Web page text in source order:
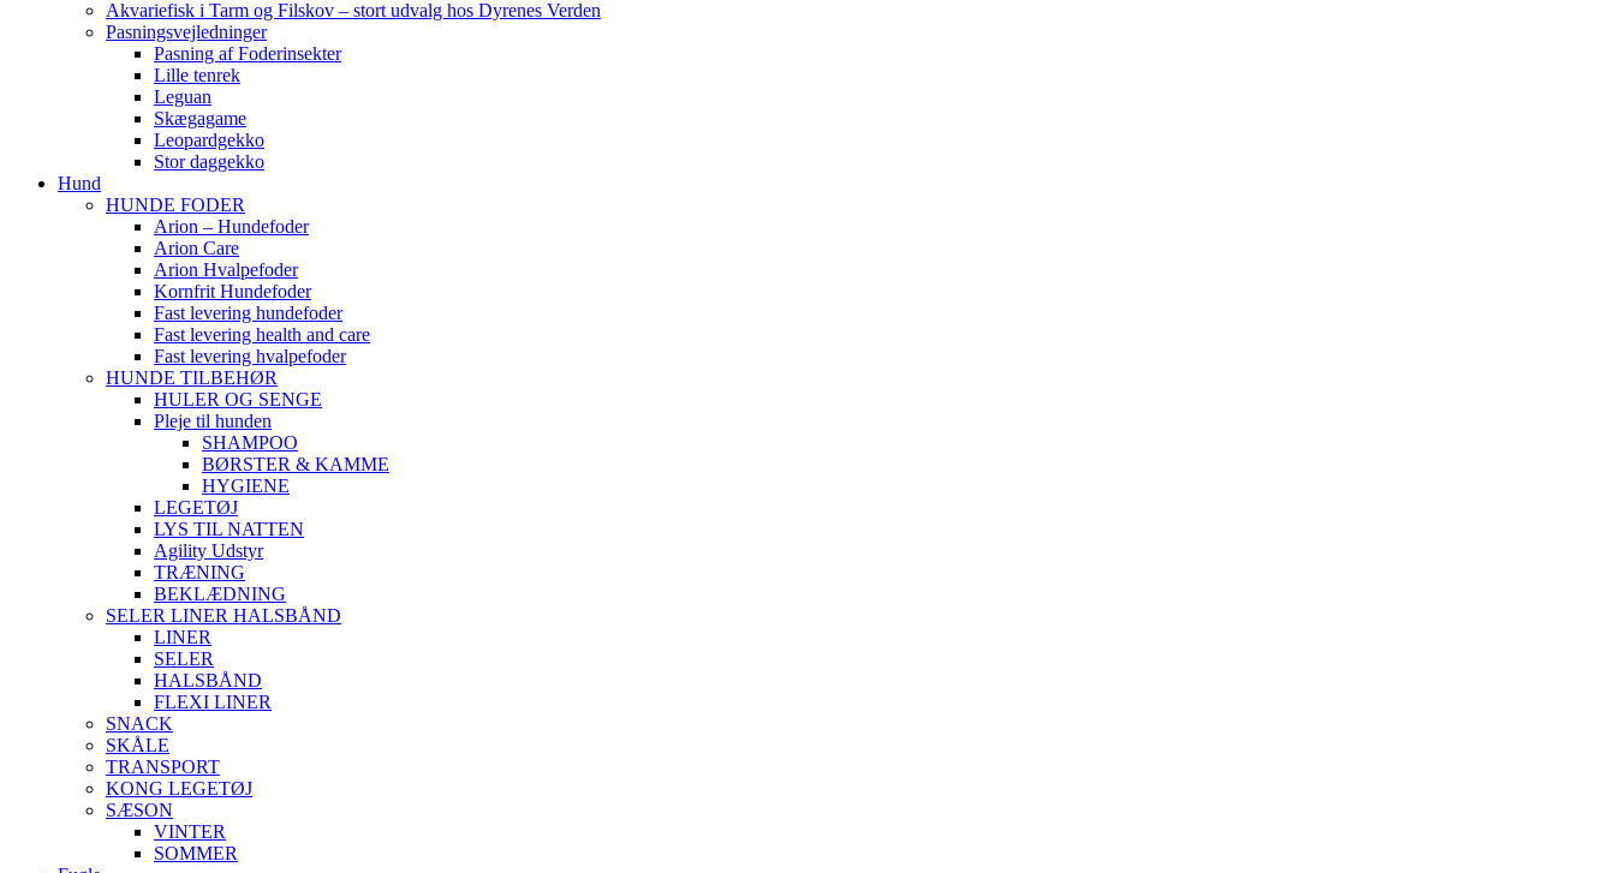
Akvariefisk i Tarm og Filskov – stort udvalg hos Dyrenes Verden
Pasningsvejledninger
Pasning af Foderinsekter
Lille tenrek
Leguan
Skægagame
Leopardgekko
Stor daggekko
Hund
HUNDE FODER
Arion – Hundefoder
Arion Care
Arion Hvalpefoder
Kornfrit Hundefoder
Fast levering hundefoder
Fast levering health and care
Fast levering hvalpefoder
HUNDE TILBEHØR
HULER OG SENGE
Pleje til hunden
SHAMPOO
BØRSTER & KAMME
HYGIENE
LEGETØJ
LYS TIL NATTEN
Agility Udstyr
TRÆNING
BEKLÆDNING
SELER LINER HALSBÅND
LINER
SELER
HALSBÅND
FLEXI LINER
SNACK
SKÅLE
TRANSPORT
KONG LEGETØJ
SÆSON
VINTER
SOMMER